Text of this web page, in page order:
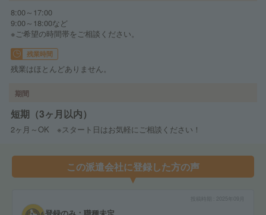
8:00～17:00
9:00～18:00など
※ご希望の時間帯をご相談ください。
残業時間
残業はほとんどありません。
期間
短期（3ヶ月以内）
2ヶ月～OK ※スタート日はお気軽にご相談ください！
この派遣会社に登録した方の声
2025年09月